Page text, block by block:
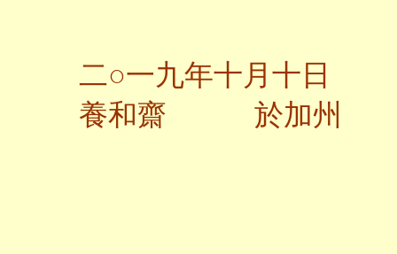
二○一九年十月十日
養和齋 於加州